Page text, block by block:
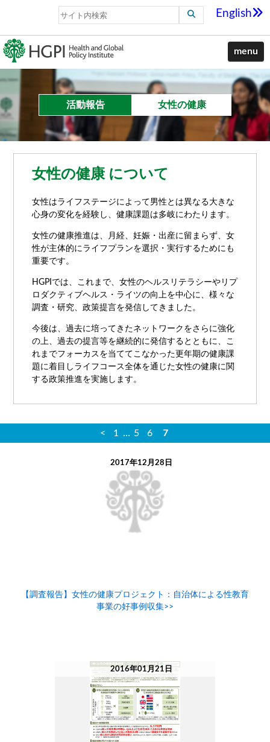
English
menu
活動報告 女性の健康
女性の健康 について
女性はライフステージによって男性とは異なる大きな
心身の変化を経験し、健康課題は多岐にわたります。
女性の健康推進は、月経、妊娠・出産に留まらず、女
性が主体的にライフプランを選択・実行するためにも
重要です。
HGPIでは、これまで、女性のヘルスリテラシーやリプ
ロダクティブヘルス・ライツの向上を中心に、様々な
調査・研究、政策提言を発信してきました。
今後は、過去に培ってきたネットワークをさらに強化
の上、過去の提言等を継続的に発信するとともに、こ
れまでフォーカスを当ててこなかった更年期の健康課
題に着目しライフコース全体を通じた女性の健康に関
する政策推進を実施します。
< 1 … 5 6 7
2017年12月28日
【調査報告】女性の健康プロジェクト：自治体による性教育
事業の好事例収集>>
2016年01月21日